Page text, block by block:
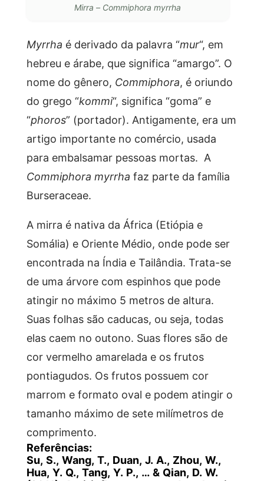
Mirra – Commiphora myrrha
Myrrha é derivado da palavra “mur“, em
hebreu e árabe, que significa “amargo”. O
nome do gênero, Commiphora, é oriundo
do grego “kommi“, significa “goma” e
“phoros” (portador). Antigamente, era um
artigo importante no comércio, usada
para embalsamar pessoas mortas. A
Commiphora myrrha faz parte da família
Burseraceae.
A mirra é nativa da África (Etiópia e
Somália) e Oriente Médio, onde pode ser
encontrada na Índia e Tailândia. Trata-se
de uma árvore com espinhos que pode
atingir no máximo 5 metros de altura.
Suas folhas são caducas, ou seja, todas
elas caem no outono. Suas flores são de
cor vermelho amarelada e os frutos
pontiagudos. Os frutos possuem cor
marrom e formato oval e podem atingir o
tamanho máximo de sete milímetros de
comprimento.
Referências:
Su, S., Wang, T., Duan, J. A., Zhou, W.,
Hua, Y. Q., Tang, Y. P., … & Qian, D. W.